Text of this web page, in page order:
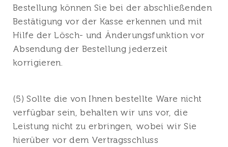
Bestellung können Sie bei der abschließenden
Bestätigung vor der Kasse erkennen und mit
Hilfe der Lösch- und Änderungsfunktion vor
Absendung der Bestellung jederzeit
korrigieren.
(5) Sollte die von Ihnen bestellte Ware nicht
verfügbar sein, behalten wir uns vor, die
Leistung nicht zu erbringen, wobei wir Sie
hierüber vor dem Vertragsschluss